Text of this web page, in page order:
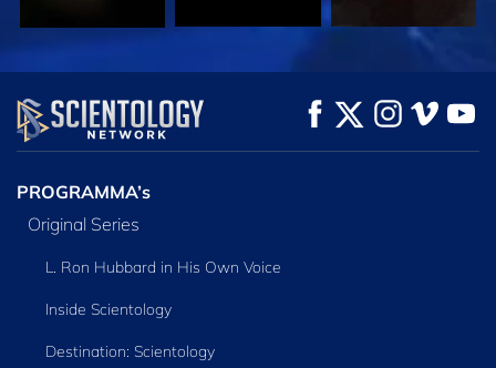
KIJK VERKEN DE SERIE
PROGRAMMA’s
Original Series
L. Ron Hubbard in His Own Voice
Inside Scientology
Destination: Scientology